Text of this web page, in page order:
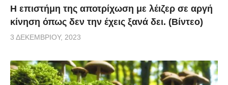
Η επιστήμη της αποτρίχωση με λέιζερ σε αργή
κίνηση όπως δεν την έχεις ξανά δει. (Βίντεο)
3 ΔΕΚΕΜΒΡΊΟΥ, 2023